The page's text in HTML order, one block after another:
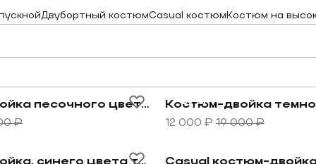
Двубортный костюмCasual костюмКостюм на
Костюм-тройка песочного цвета в фиолетовую
Костюм-тройка песочного цвета в фиолетовую клетку
₽
Перейти к товару
-37%
12 000 ₽ 19 000 ₽
неявную клетку
Костюм-тройка, синего цвета ткань с
Перейти к товару